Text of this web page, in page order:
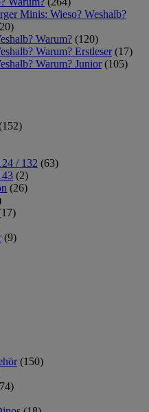
Minis: Wieso? Weshalb?
Warum? (120)
Warum? Erstleser (17)
Warum? Junior (105)
/ 132 (63)
(2)
(26)
(9)
(150)